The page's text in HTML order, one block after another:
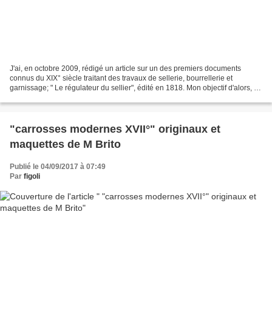
J'ai, en octobre 2009, rédigé un article sur un des premiers documents
connus du XIX° siècle traitant des travaux de sellerie, bourrellerie et
garnissage; " Le régulateur du sellier", édité en 1818. Mon objectif d'alors, en
"carrosses modernes XVII°" originaux et
maquettes de M Brito
Publié le 04/09/2017 à 07:49
Par figoli